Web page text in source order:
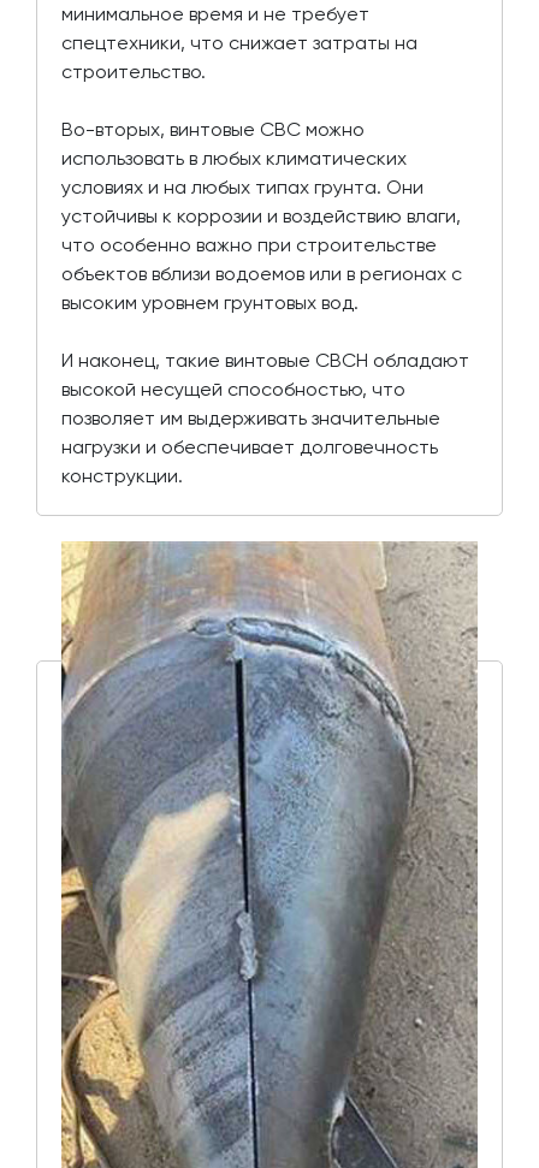
минимальное время и не требует
спецтехники, что снижает затраты на
строительство.
Во-вторых, винтовые СВС можно
использовать в любых климатических
условиях и на любых типах грунта. Они
устойчивы к коррозии и воздействию влаги,
что особенно важно при строительстве
объектов вблизи водоемов или в регионах с
высоким уровнем грунтовых вод.
И наконец, такие винтовые СВСН обладают
высокой несущей способностью, что
позволяет им выдерживать значительные
нагрузки и обеспечивает долговечность
конструкции.